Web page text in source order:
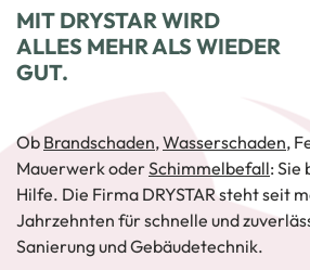
MIT DRYSTAR WIRD
ALLES MEHR ALS WIEDER
GUT.
Ob Brandschaden,Wasserschaden,
Mauerwerk oderSchimmelbefall: Sie
Hilfe. Die Firma DRYSTAR steht seit
Jahrzehnten für schnelle und
Sanierung und Gebäudetechnik.